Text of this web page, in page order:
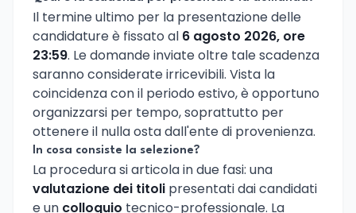
Il termine ultimo per la presentazione delle
candidature è fissato al 6 agosto 2026, ore
23:59. Le domande inviate oltre tale scadenza
saranno considerate irricevibili. Vista la
coincidenza con il periodo estivo, è opportuno
organizzarsi per tempo, soprattutto per
ottenere il nulla osta dall'ente di provenienza.
In cosa consiste la selezione?
La procedura si articola in due fasi: una
valutazione dei titoli presentati dai candidati
e un colloquio tecnico-professionale. La